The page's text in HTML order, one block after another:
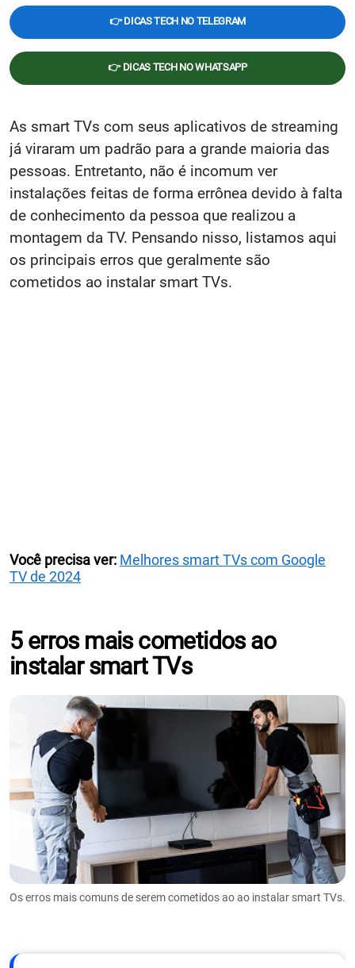
👉 DICAS TECH NO TELEGRAM
👉 DICAS TECH NO WHATSAPP
As smart TVs com seus aplicativos de streaming
já viraram um padrão para a grande maioria das
pessoas. Entretanto, não é incomum ver
instalações feitas de forma errônea devido à falta
de conhecimento da pessoa que realizou a
montagem da TV. Pensando nisso, listamos aqui
os principais erros que geralmente são
cometidos ao instalar smart TVs.
Você precisa ver: Melhores smart TVs com Google
TV de 2024
5 erros mais cometidos ao
instalar smart TVs
Os erros mais comuns de serem cometidos ao ao instalar smart TVs.